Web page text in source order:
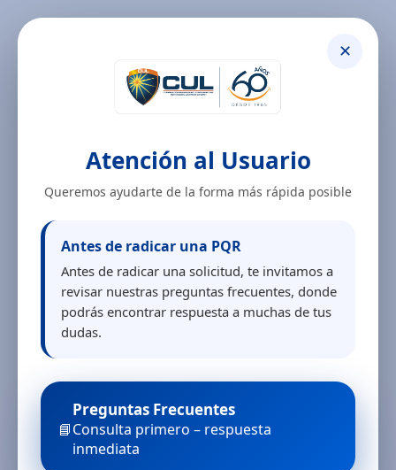
✕
Atención al Usuario
Queremos ayudarte de la forma más rápida posible
Antes de radicar una PQR
Antes de radicar una solicitud, te invitamos a
revisar nuestras preguntas frecuentes, donde
podrás encontrar respuesta a muchas de tus
dudas.
📘
Preguntas Frecuentes
Consulta primero – respuesta
inmediata